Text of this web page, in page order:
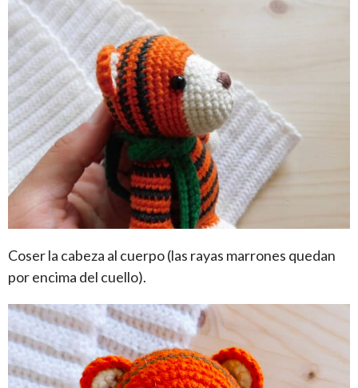
Coser la cabeza al cuerpo (las rayas marrones quedan
por encima del cuello).